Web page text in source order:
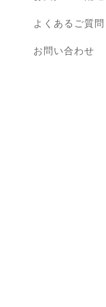
よくあるご質問
お問い合わせ